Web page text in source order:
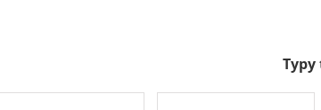
Typy